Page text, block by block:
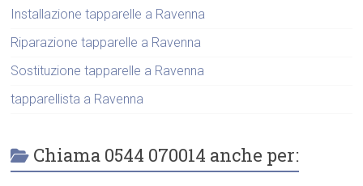
Installazione tapparelle a Ravenna
Riparazione tapparelle a Ravenna
Sostituzione tapparelle a Ravenna
tapparellista a Ravenna
Chiama 0544 070014 anche per: